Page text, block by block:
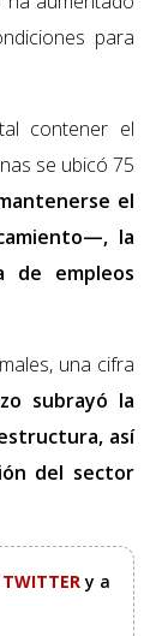
para
contener el
se ubicó 75
el
la
de empleos
una cifra
subrayó la
así
del sector
TWITTERy a